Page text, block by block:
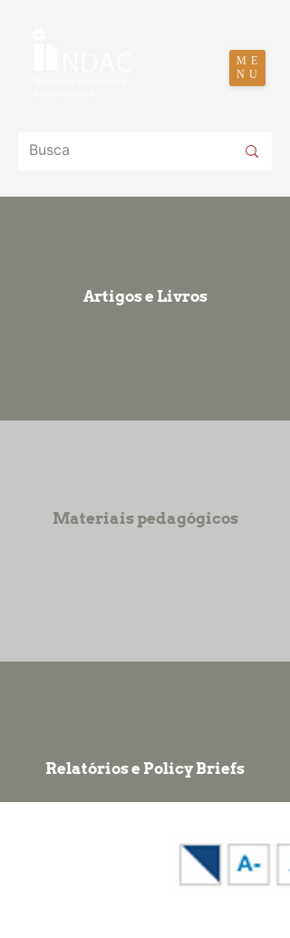
ME
NU
Artigos e Livros
Materiais pedagógicos
Relatórios e Policy Briefs